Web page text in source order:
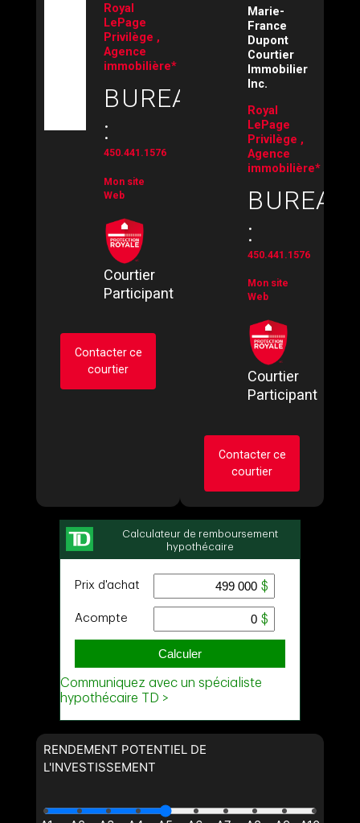
Royal
LePage
Privilège ,
Agence
immobilière*
BUREAU
:
450.441.1576
Mon site
Web
Courtier
Participant
Contacter ce
courtier
Courriel
(Optionnel)
Message
Marie-
France
Dupont
Courtier
Immobilier
Inc.
Royal
LePage
Privilège ,
Agence
immobilière*
BUREAU
:
450.441.1576
Mon site
Web
Courtier
Participant
Contacter ce
courtier
Demander des infos
sur cette inscription
Prénom
Nom
Téléphone
(Optionnel)
RENDEMENT POTENTIEL DE
L'INVESTISSEMENT